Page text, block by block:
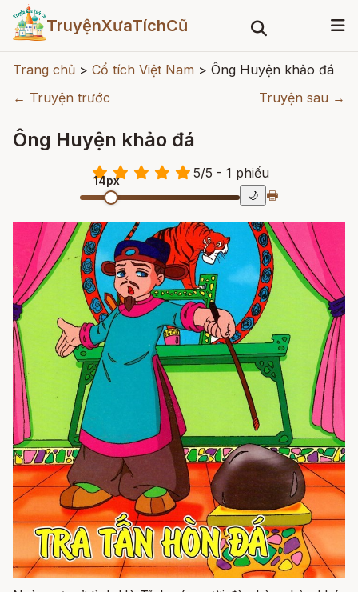
TruyệnXưaTíchCũ
Trang chủ > Cổ tích Việt Nam > Ông Huyện khảo đá
← Truyện trước
Truyện sau →
Ông Huyện khảo đá
5/5 - 1 phiếu
14px
🌙 🖶